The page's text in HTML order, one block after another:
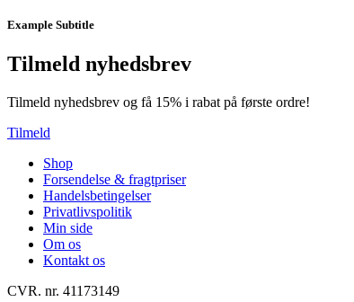
Example Subtitle
Tilmeld nyhedsbrev
Tilmeld nyhedsbrev og få 15% i rabat på første ordre!
Tilmeld
Shop
Forsendelse & fragtpriser
Handelsbetingelser
Privatlivspolitik
Min side
Om os
Kontakt os
CVR. nr. 41173149